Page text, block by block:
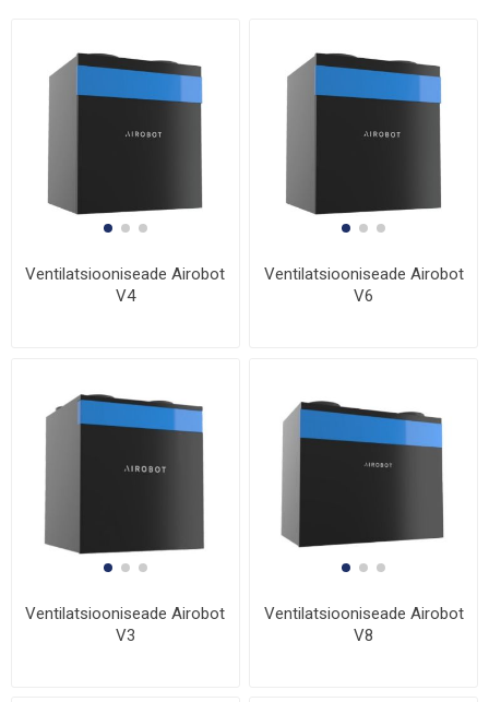
Ventilatsiooniseade Airobot
V4
Ventilatsiooniseade Airobot
V6
Ventilatsiooniseade Airobot
V3
Ventilatsiooniseade Airobot
V8